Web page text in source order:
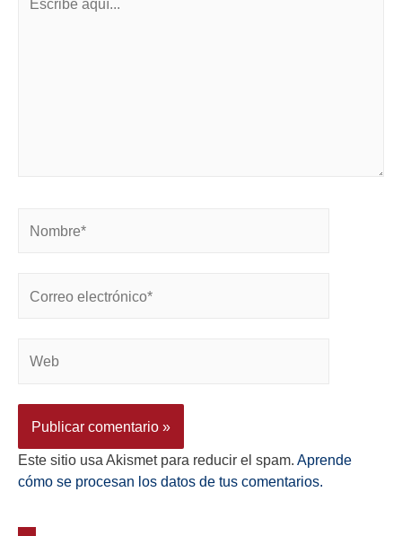
Este sitio usa Akismet para reducir el spam. Aprende
cómo se procesan los datos de tus comentarios.